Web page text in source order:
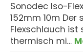
Sonodec Iso-
152mm 10m
Flexschlauch ist
thermisch mi…